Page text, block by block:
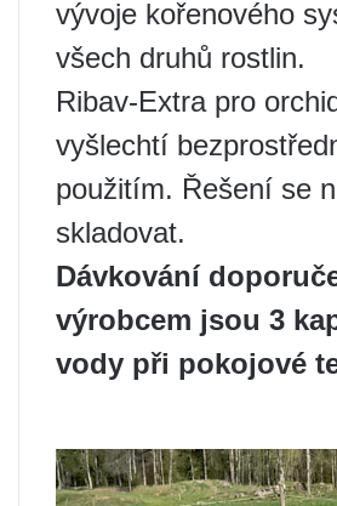
vývoje kořenového
všech druhů rostlin.
Ribav-Extra pro
vyšlechtí
použitím. Řešení se
skladovat.
Dávkování
výrobcem jsou 3
vody při pokojové